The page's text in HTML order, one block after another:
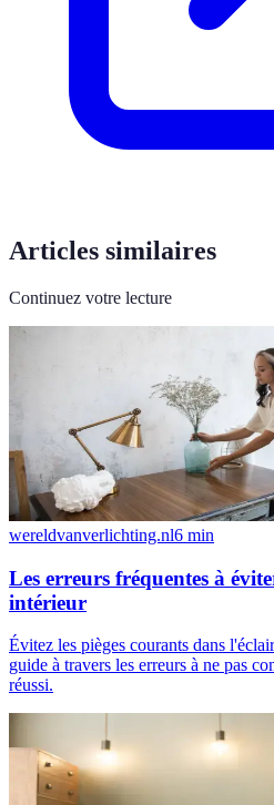
Articles similaires
Continuez votre lecture
wereldvanverlichting.nl6 min
Les erreurs fréquentes à
intérieur
Évitez les pièges courants dans
guide à travers les erreurs à ne pas
réussi.